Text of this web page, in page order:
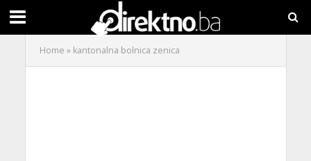
Home » kantonalna bolnica zenica